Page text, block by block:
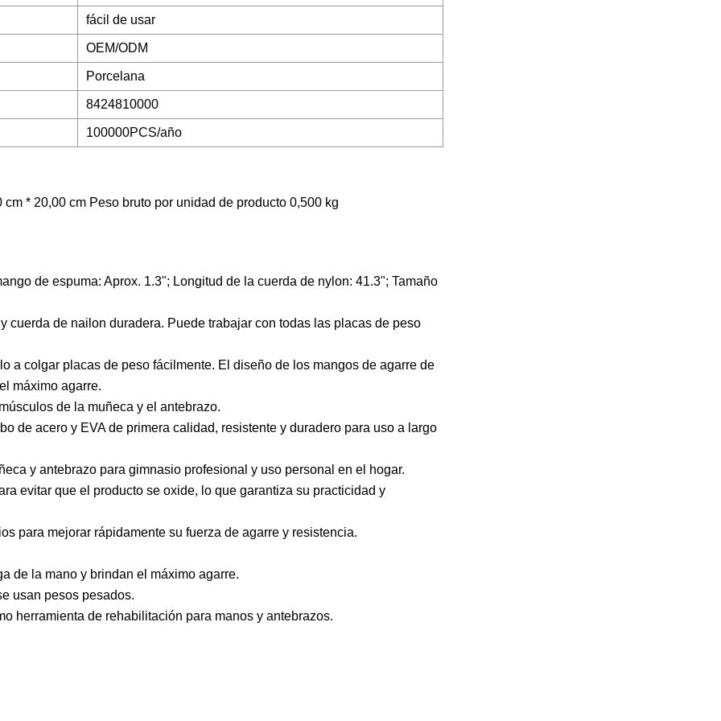
fácil de usar
OEM/ODM
Porcelana
8424810000
100000PCS/año
* 20,00 cm Peso bruto por unidad de producto 0,500 kg
de espuma: Aprox. 1.3"; Longitud de la cuerda de nylon: 41.3"; Tamaño
cuerda de nailon duradera. Puede trabajar con todas las placas de peso
a colgar placas de peso fácilmente. El diseño de los mangos de agarre de
máximo agarre.
de la muñeca y el antebrazo.
de acero y EVA de primera calidad, resistente y duradero para uso a largo
y antebrazo para gimnasio profesional y uso personal en el hogar.
evitar que el producto se oxide, lo que garantiza su practicidad y
para mejorar rápidamente su fuerza de agarre y resistencia.
de la mano y brindan el máximo agarre.
usan pesos pesados.
herramienta de rehabilitación para manos y antebrazos.